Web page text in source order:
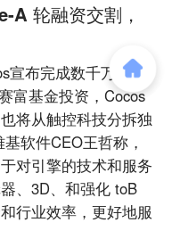
A 轮融资交割，
宣布完成数千万元的
富基金投资，Cocos
将从触控科技分拆独
软件CEO王哲称，
对引擎的技术和服务
、3D、和强化 toB
行业效率，更好地服